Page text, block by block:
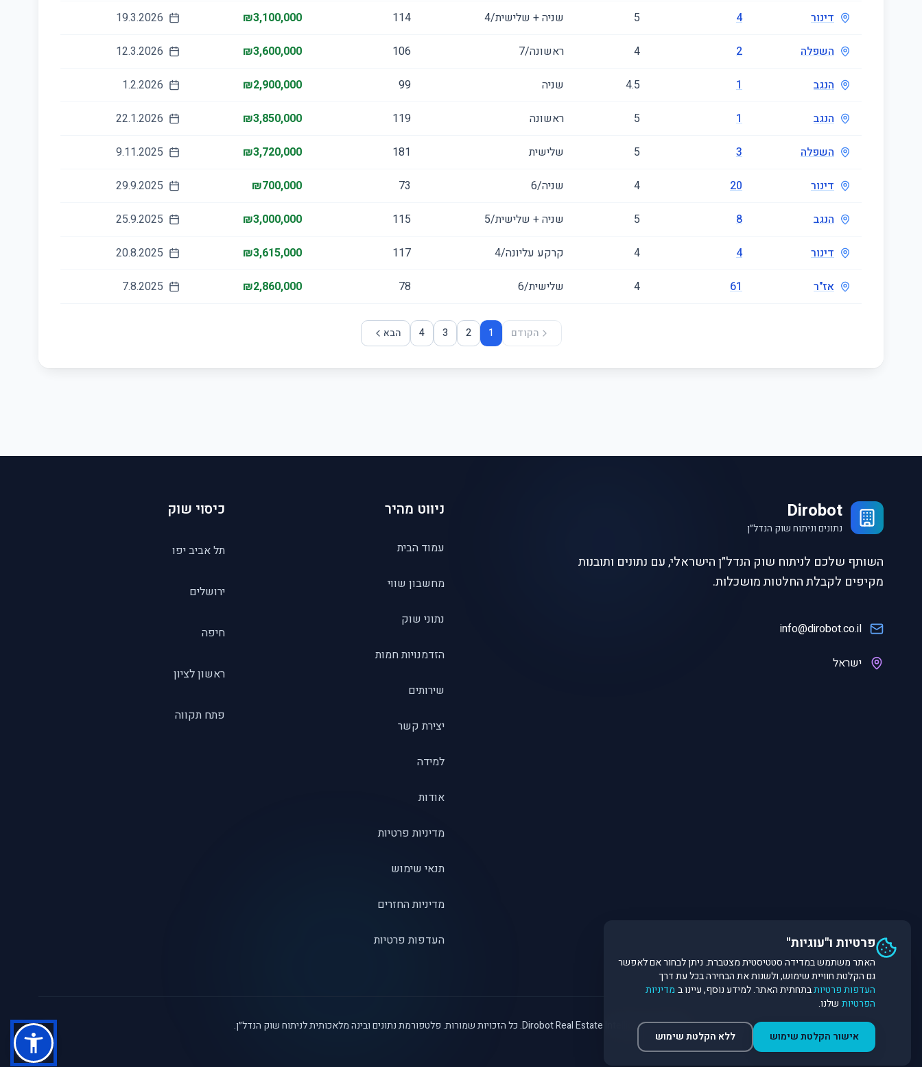
דינור 4
5 שניה + שלישית/4 114
₪3,100,000
19.3.2026
השפלה 2
4 ראשונה/7 106
₪3,600,000
12.3.2026
הנגב 1
4.5 שניה 99
₪2,900,000
1.2.2026
הנגב 1
5 ראשונה 119
₪3,850,000
22.1.2026
השפלה 3
5 שלישית 181
₪3,720,000
9.11.2025
דינור 20
4 שניה/6 73
₪700,000
29.9.2025
הנגב 8
5 שניה + שלישית/5 115
₪3,000,000
25.9.2025
דינור 4
4 קרקע עליונה/4 117
₪3,615,000
20.8.2025
אז"ר 61
4 שלישית/6 78
₪2,860,000
7.8.2025
הקודם 1
2
3
4 הבא
Dirobot
נתונים וניתוח שוק הנדל״ן
השותף שלכם לניתוח שוק הנדל״ן הישראלי, עם נתונים ותובנות
מקיפים לקבלת החלטות מושכלות.
info@dirobot.co.il
ישראל
ניווט מהיר
עמוד הבית
מחשבון שווי
נתוני שוק
הזדמנויות חמות
שירותים
יצירת קשר
למידה
אודות
מדיניות פרטיות
תנאי שימוש
מדיניות החזרים
העדפות פרטיות
כיסוי שוק
תל אביב יפו
ירושלים
חיפה
ראשון לציון
פתח תקווה
©
2026Dirobot Real Estate Intelligence. כל הזכויות שמורות. פלטפורמת נתונים ובינה מלאכותית לניתוח שוק הנדל״ן.
פרטיות ו"עוגיות"
האתר משתמש במדידה סטטיסטית מצטברת. ניתן לבחור אם לאפשר
גם הקלטת חוויית שימוש, ולשנות את הבחירה בכל עת דרך
העדפות פרטיותבתחתית האתר. למידע נוסף, עיינו ב מדיניות
הפרטיות שלנו.
אישור הקלטת שימוש ללא הקלטת שימוש